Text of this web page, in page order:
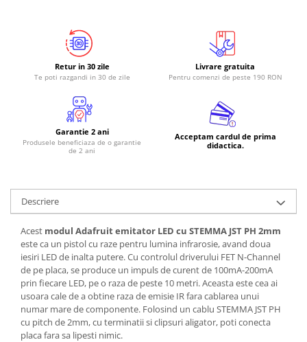
Retur in 30 zile
Te poti razgandi in 30 de zile
Livrare gratuita
Pentru comenzi de peste 190 RON
Garantie 2 ani
Produsele beneficiaza de o garantie
de 2 ani
Acceptam cardul de prima
didactica.
Descriere
Acest modul Adafruit emitator LED cu STEMMA JST PH 2mm
este ca un pistol cu raze pentru lumina infrarosie, avand doua
iesiri LED de inalta putere. Cu controlul driverului FET N-Channel
de pe placa, se produce un impuls de curent de 100mA-200mA
prin fiecare LED, pe o raza de peste 10 metri. Aceasta este cea ai
usoara cale de a obtine raza de emisie IR fara cablarea unui
numar mare de componente. Folosind un cablu STEMMA JST PH
cu pitch de 2mm, cu terminatii si clipsuri aligator, poti conecta
placa fara sa lipesti nimic.